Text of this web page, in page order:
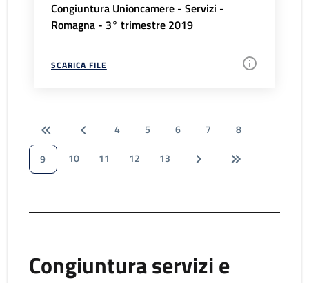
Congiuntura Unioncamere - Servizi -
Romagna - 3° trimestre 2019
SCARICA FILE
4 5 6 7
8
9
10 11 12 13
Congiuntura servizi e